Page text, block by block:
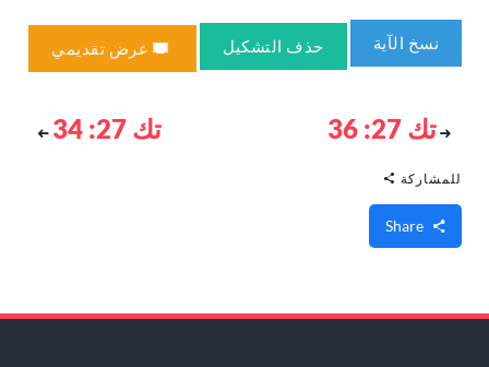
نسخ الآية حذف التشكيل عرض تقديمي
تك 27: 36 تك 27: 34
للمشاركة